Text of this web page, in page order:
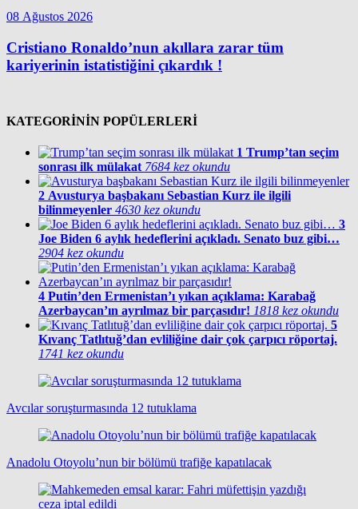
08 Ağustos 2026
Cristiano Ronaldo’nun akıllara zarar tüm
kariyerinin istatistiğini çıkardık !
KATEGORİNİN POPÜLERLERİ
1 Trump’tan seçim
sonrası ilk mülakat 7684 kez okundu
2 Avusturya başbakanı Sebastian Kurz ile ilgili
bilinmeyenler 4630 kez okundu
3
Joe Biden 6 aylık hedeflerini açıkladı. Senato buz gibi…
2904 kez okundu
4 Putin’den Ermenistan’ı yıkan açıklama: Karabağ
Azerbaycan’ın ayrılmaz bir parçasıdır! 1818 kez okundu
5
Kıvanç Tatlıtuğ’dan evliliğine dair çok çarpıcı röportaj.
1741 kez okundu
Avcılar soruşturmasında 12 tutuklama
Anadolu Otoyolu’nun bir bölümü trafiğe kapatılacak